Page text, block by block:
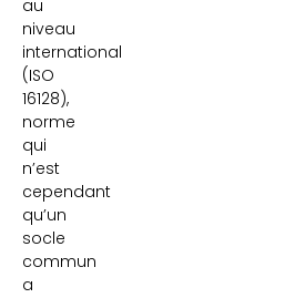
au
niveau
international
(ISO
16128),
norme
qui
n’est
cependant
qu’un
socle
commun
a